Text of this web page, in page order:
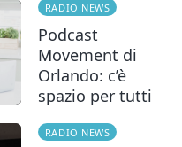
RADIO NEWS
Podcast
Movement di
Orlando: c’è
spazio per tutti
RADIO NEWS